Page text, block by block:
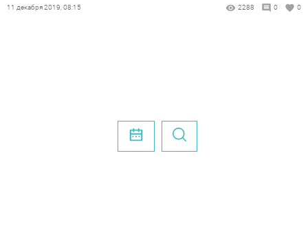
11 декабря 2019, 08:15 2288 0 0